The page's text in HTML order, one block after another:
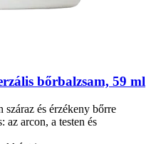
bőrbalzsam, 59 ml
és érzékeny bőrre
az arcon, a testen és